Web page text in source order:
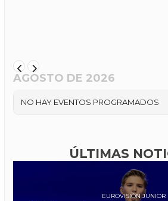
AGOSTO DE 2026
NO HAY EVENTOS PROGRAMADOS
ÚLTIMAS
EUROVISIÓN JUNIOR